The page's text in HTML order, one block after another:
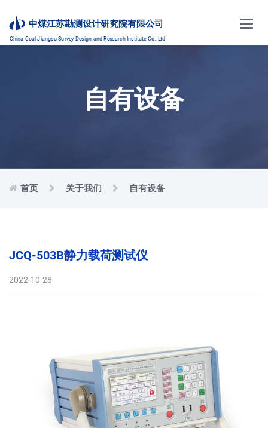
中煤江苏勘测设计研究院有限公司
China Coal Jiangsu Survey Design and Research Institute Co., Ltd
Main
Menu
自有设备
首页 关于我们 自有设备
JCQ-503B静力载荷测试仪
2022-10-28